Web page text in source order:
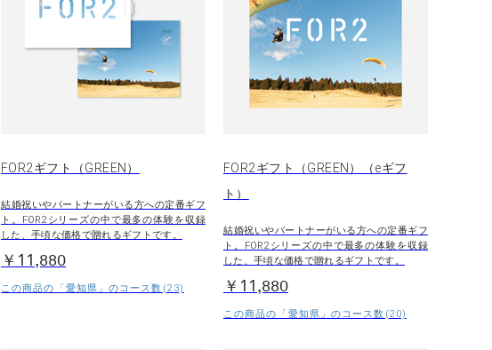
FOR2ギフト（GREEN）
結婚祝いやパートナーがいる方への定番ギフ
ト。FOR2シリーズの中で最多の体験を収録
した、手頃な価格で贈れるギフトです。
￥11,880
この商品の「愛知県」のコース数(23)
FOR2ギフト（GREEN）（eギフ
ト）
結婚祝いやパートナーがいる方への定番ギフ
ト。FOR2シリーズの中で最多の体験を収録
した、手頃な価格で贈れるギフトです。
￥11,880
この商品の「愛知県」のコース数(20)